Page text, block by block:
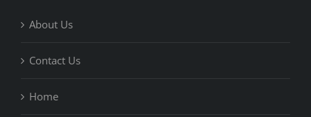
About Us
Contact Us
Home